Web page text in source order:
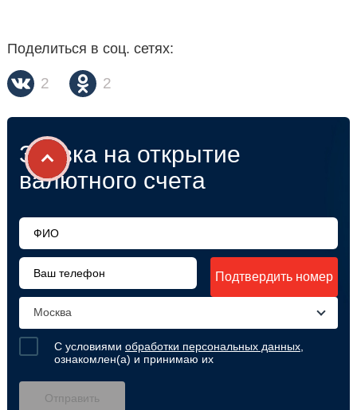
Поделиться в соц. сетях:
2 2
Заявка на открытие
валютного счета
Подтвердить номер
Москва
С условиями обработки персональных данных,
ознакомлен(а) и принимаю их